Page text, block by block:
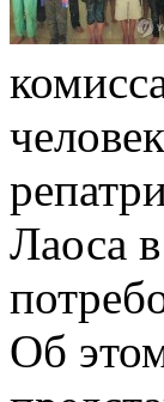
Лаоса
Об